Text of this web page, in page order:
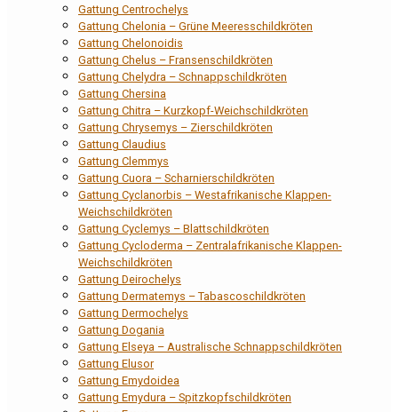
Gattung Centrochelys
Gattung Chelonia – Grüne Meeresschildkröten
Gattung Chelonoidis
Gattung Chelus – Fransenschildkröten
Gattung Chelydra – Schnappschildkröten
Gattung Chersina
Gattung Chitra – Kurzkopf-Weichschildkröten
Gattung Chrysemys – Zierschildkröten
Gattung Claudius
Gattung Clemmys
Gattung Cuora – Scharnierschildkröten
Gattung Cyclanorbis – Westafrikanische Klappen-
Weichschildkröten
Gattung Cyclemys – Blattschildkröten
Gattung Cycloderma – Zentralafrikanische Klappen-
Weichschildkröten
Gattung Deirochelys
Gattung Dermatemys – Tabascoschildkröten
Gattung Dermochelys
Gattung Dogania
Gattung Elseya – Australische Schnappschildkröten
Gattung Elusor
Gattung Emydoidea
Gattung Emydura – Spitzkopfschildkröten